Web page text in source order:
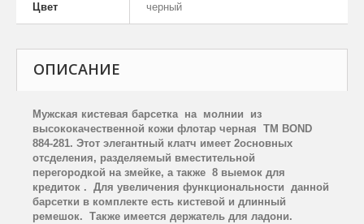
Цвет черный
ОПИСАНИЕ
Мужская кистевая барсетка на молнии
из
высококачественной кожи флотар черная TM BOND
884-281. Этот элегантный клатч имеет 2основных
отсделения, разделяемый вместительной
перегородкой на змейке, а также 8 выемок для
кредиток . Для увеличения функциональности данной
барсетки в комплекте есть кистевой и длинный
ремешок. Также имеется держатель для ладони.